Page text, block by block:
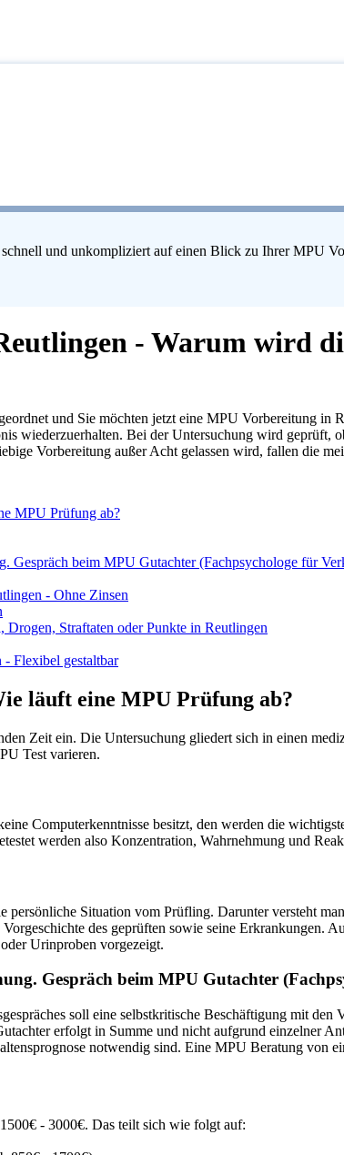
und unkompliziert auf einen Blick zu Ihrer MPU
- Warum wird
und Sie möchten jetzt eine MPU Vorbereitung in
wiederzuerhalten. Bei der Untersuchung wird
Vorbereitung außer Acht gelassen wird, fallen die
MPU Prüfung ab?
Gespräch beim MPU Gutachter (Fachpsychologe für
- Ohne Zinsen
Straftaten oder Punkte in Reutlingen
Flexibel gestaltbar
läuft eine MPU Prüfung ab?
Zeit ein. Die Untersuchung gliedert sich in einen
Test varieren.
Computerkenntnisse besitzt, den werden die
werden also Konzentration, Wahrnehmung und
persönliche Situation vom Prüfling. Darunter versteht
des geprüften sowie seine Erkrankungen.
Urinproben vorgezeigt.
Gespräch beim MPU Gutachter
soll eine selbstkritische Beschäftigung mit
erfolgt in Summe und nicht aufgrund einzelner
notwendig sind. Eine MPU Beratung von
- 3000€. Das teilt sich wie folgt auf: